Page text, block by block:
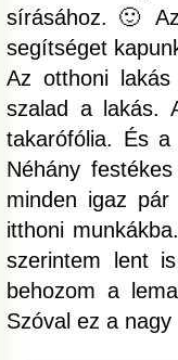
sírásához. 🙂
segítséget
Az otthoni lakás
szalad a lakás.
takarófólia. És
Néhány
minden igaz
itthoni
szerintem lent
behozom a
Szóval ez a